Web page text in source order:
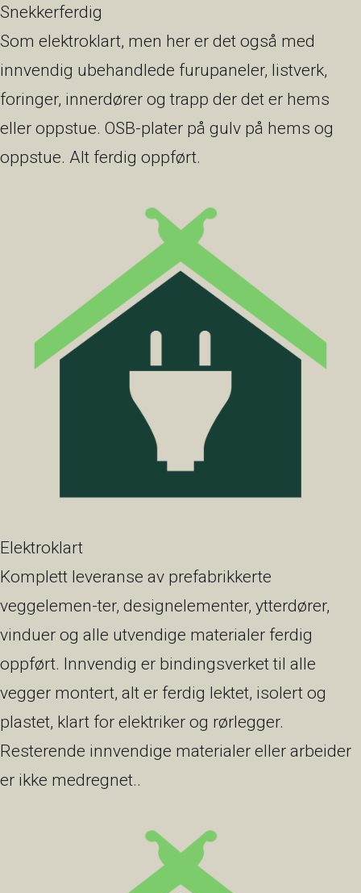
Snekkerferdig
Som elektroklart, men her er det også med
innvendig ubehandlede furupaneler, listverk,
foringer, innerdører og trapp der det er hems
eller oppstue. OSB-plater på gulv på hems og
oppstue. Alt ferdig oppført.
Elektroklart
Komplett leveranse av prefabrikkerte
veggelemen-ter, designelementer, ytterdører,
vinduer og alle utvendige materialer ferdig
oppført. Innvendig er bindingsverket til alle
vegger montert, alt er ferdig lektet, isolert og
plastet, klart for elektriker og rørlegger.
Resterende innvendige materialer eller arbeider
er ikke medregnet..